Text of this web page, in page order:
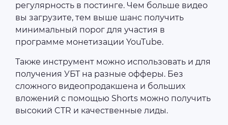
регулярность в постинге. Чем больше видео
вы загрузите, тем выше шанс получить
минимальный порог для участия в
программе монетизации YouTube.
Также инструмент можно использовать и для
получения УБТ на разные офферы. Без
сложного видеопродакшена и больших
вложений с помощью Shorts можно получить
высокий CTR и качественные лиды.